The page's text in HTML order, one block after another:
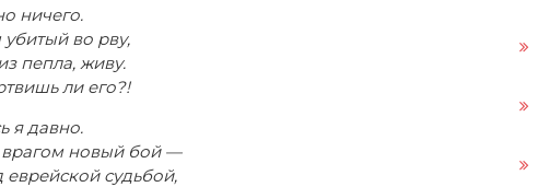
ничего.
во рву,
пепла, живу.
ли его?!
я давно.
врагом новый бой —
еврейской судьбой,